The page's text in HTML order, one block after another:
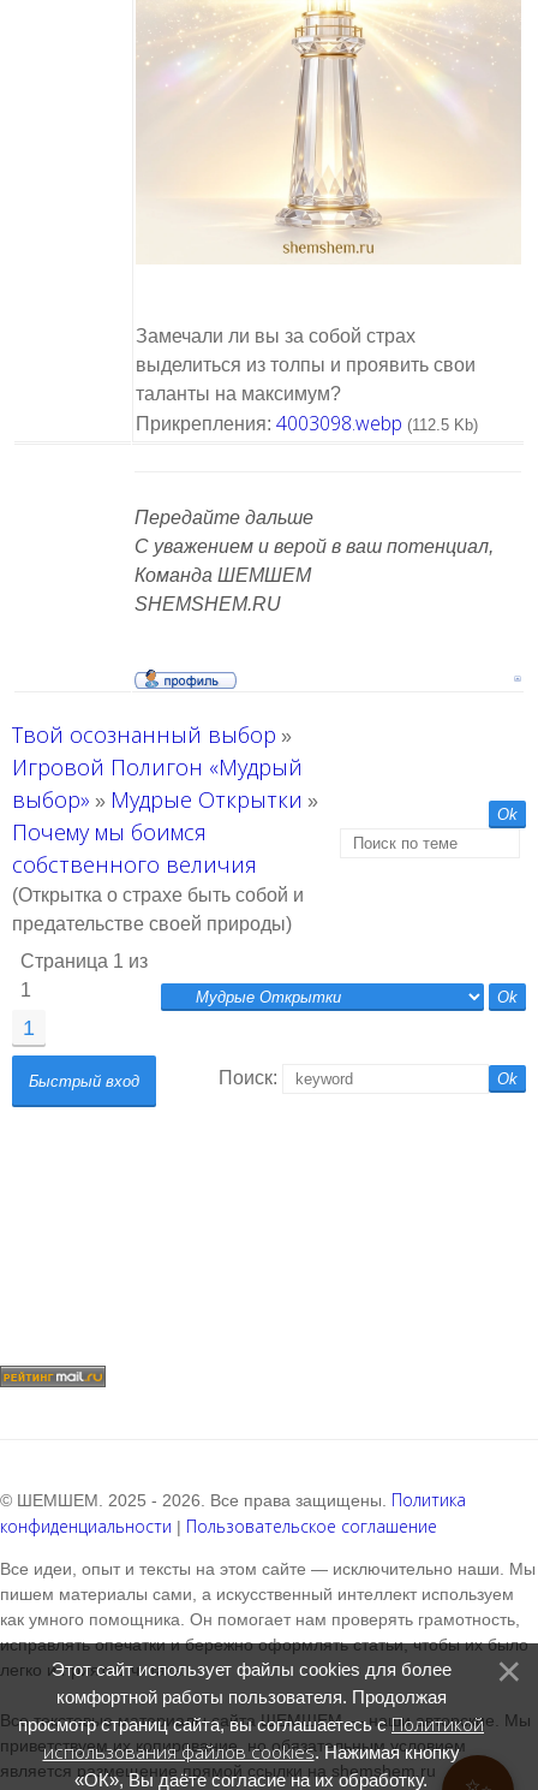
Замечали ли вы за собой страх
выделиться из толпы и проявить свои
таланты на максимум?
Прикрепления: 4003098.webp (112.5 Kb)
Передайте дальше
С уважением и верой в ваш потенциал,
Команда ШЕМШЕМ
SHEMSHEM.RU
Твой осознанный выбор »
Игровой Полигон «Мудрый
выбор» » Мудрые Открытки »
Почему мы боимся
собственного величия
(Открытка о страхе быть собой и
предательстве своей природы)
Страница 1 из
1
1
Поиск:
© ШЕМШЕМ. 2025 - 2026. Все права защищены. Политика
конфиденциальности | Пользовательское соглашение
Все идеи, опыт и тексты на этом сайте — исключительно наши. Мы
пишем материалы сами, а искусственный интеллект используем
как умного помощника. Он помогает нам проверять грамотность,
исправлять опечатки и бережно оформлять статьи, чтобы их было
легко и приятно читать.
Все текстовые материалы сайта ШЕМШЕМ — наши авторские. Мы
приветствуем их копирование, но обязательным условием
является размещение прямой ссылки на shemshem.ru
Этот сайт использует файлы cookies для более
комфортной работы пользователя. Продолжая
просмотр страниц сайта, вы соглашаетесь сПолитикой
использования файлов cookies. Нажимая кнопку
«ОК», Вы даёте согласие на их обработку.